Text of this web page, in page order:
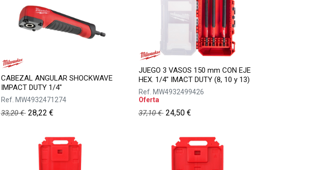
CABEZAL ANGULAR SHOCKWAVE
IMPACT DUTY 1/4"
Ref. MW4932471274
33,20€ 28,22 €
JUEGO 3 VASOS 150 mm CON EJE
HEX. 1/4" IMACT DUTY (8, 10 y 13)
Ref. MW4932499426
Oferta
37,10€ 24,50€